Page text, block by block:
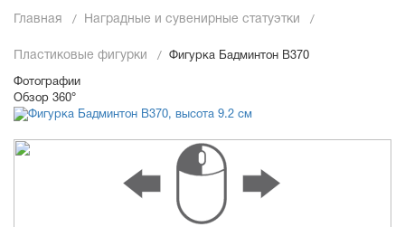
Главная Наградные и сувенирные статуэтки
Пластиковые фигурки Фигурка Бадминтон B370
Фотографии
Обзор 360°